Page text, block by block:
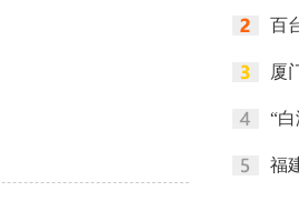
百
厦
“
福